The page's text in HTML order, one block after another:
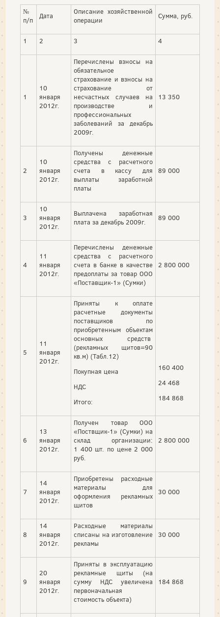
№
п/п
Дата
Описание хозяйственной
операции
Сумма, руб.
1 2 3 4
1
10
января
2012г.
Перечислены взносы на
обязательное
страхование и взносы на
страхование от
несчастных случаев на
производстве и
профессиональных
заболеваний за декабрь
2009г.
13 350
2
10
января
2012г.
Получены денежные
средства с расчетного
счета в кассу для
выплаты заработной
платы
89 000
3
10
января
2012г.
Выплачена заработная
плата за декабрь 2009г.
89 000
4
11
января
2012г.
Перечислены денежные
средства с расчетного
счета в банке в качестве
предоплаты за товар ООО
«Поставщик-1» (Сумки)
2 800 000
5
11
января
2012г.
Приняты к оплате
расчетные документы
поставщиков по
приобретенным объектам
основных средств
(рекламных щитов=90
кв.м) (Табл.12)
Покупная цена
НДС
Итого:
160 400
24 468
184 868
6
13
января
2012г.
Получен товар ООО
«Поствщик-1» (Сумки) на
склад организации:
1 400 шт. по цене 2 000
руб.
2 800 000
7
14
января
2012г.
Приобретены расходные
материалы для
оформления рекламных
щитов
30 000
8
14
января
2012г.
Расходные материалы
списаны на изготовление
рекламы
30 000
9
20
января
2012г.
Приняты в эксплуатацию
рекламные щиты (на
сумму НДС увеличена
первоначальная
стоимость объекта)
184 868